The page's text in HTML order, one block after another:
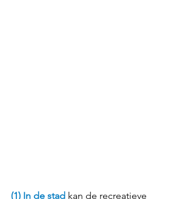
(1) In de stad kan de recreatieve